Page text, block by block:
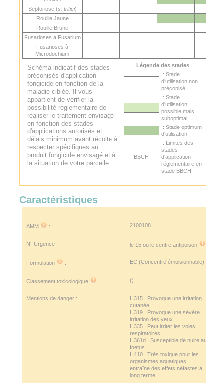
Septoriose (s. tritici)
Rouille Jaune
Rouille Brune
Fusarioses à Fusarium
Fusarioses à
Microdochium
Schéma indicatif des stades
préconisés d'application
fongicide en fonction de la
maladie ciblée. Il vous
appartient de vérifier la
possibilité réglementaire de
réaliser le traitement envisagé
en fonction des stades
d'applications autorisés et
délais minimum avant récolte à
respecter spécifiques au
produit fongicide envisagé et à
la situation de votre parcelle.
Légende des stades
: Stade
d'utilisation non
préconisé
: Stade
d'utilisation
possible mais
suboptimal
: Stade optimum
d'utilisation
BBCH
: Limites des
stades
d'application
réglementaire en
stade BBCH
Caractéristiques
AMM : 2100108
N° Urgence : le 15 ou le centre antipoison
Formulation : EC (Concentré émulsionnable)
Classement toxicologique : ()
Mentions de danger :
H315 : Provoque une irritation
cutanée.
H319 : Provoque une sévère
irritation des yeux.
H335 : Peut irriter les voies
respiratoires.
H361d : Susceptible de nuire au
foetus.
H410 : Très toxique pour les
organismes aquatiques,
entraîne des effets néfastes à
long terme.